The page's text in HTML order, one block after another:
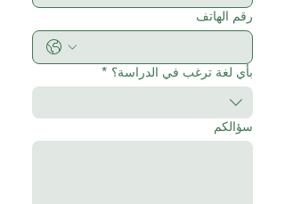
رقم الهاتف
بأي لغة ترغب في الدراسة؟ *
سؤالكم